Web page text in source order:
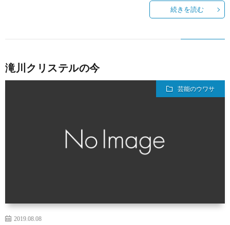
続きを読む
滝川クリステルの今
芸能のウワサ
2019.08.08